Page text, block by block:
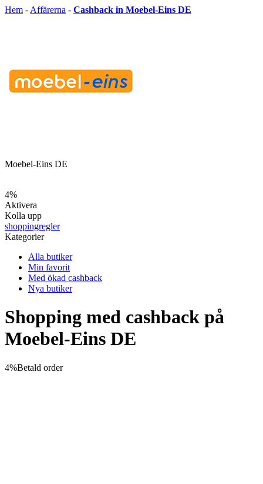
Hem - Affärerna - Cashback in Moebel-Eins DE
Moebel-Eins DE
4%
Aktivera
Kolla upp
shoppingregler
Kategorier
Alla butiker
Min favorit
Med ökad cashback
Nya butiker
Shopping med cashback på
Moebel-Eins DE
4%Betald order